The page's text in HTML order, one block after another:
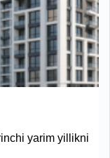
yarim yillikni